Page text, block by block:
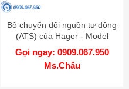
Bộ chuyển đổi nguồn tự động
(ATS) của Hager - Model
HZI203
Gọi ngay: 0909.067.950
Ms.Châu